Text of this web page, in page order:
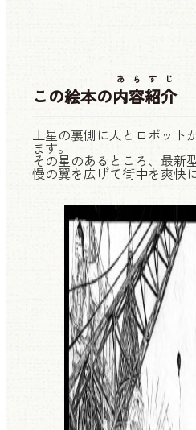
この絵本の内容紹介
あらすじ
土星の裏側に人とロボット
ます。
その星のあるところ、最新
慢の翼を広げて街中を爽快